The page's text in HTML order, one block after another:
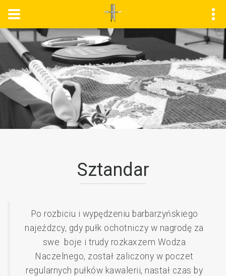
Sztandar
Po rozbiciu i wypędzeniu barbarzyńskiego
najeźdzcy, gdy pułk ochotniczy w nagrodę za
swe boje i trudy rozkaxzem Wodza
Naczelnego, został zaliczony w poczet
regularnych pułków kawalerii, nastał czas by